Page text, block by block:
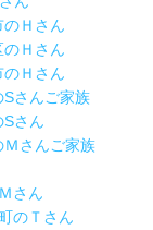
Ｈさん
Ｈさん
Ｈさん
さんご家族
さん
さんご家族
さん
のＴさん